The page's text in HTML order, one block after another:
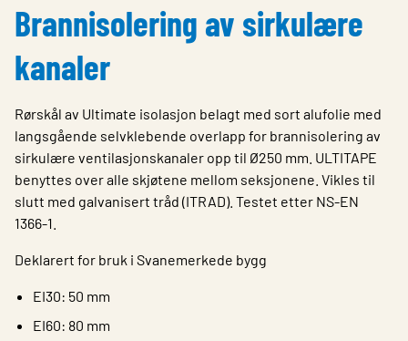
Om Lindab
Logg inn
Choose languge
Brannisolering av sirkulære
kanaler
Rørskål av Ultimate isolasjon belagt med sort alufolie med
langsgående selvklebende overlapp for brannisolering av
sirkulære ventilasjonskanaler opp til Ø250 mm. ULTITAPE
benyttes over alle skjøtene mellom seksjonene. Vikles til
slutt med galvanisert tråd (ITRAD). Testet etter NS-EN
1366-1.
Deklarert for bruk i Svanemerkede bygg
EI30: 50 mm
EI60: 80 mm